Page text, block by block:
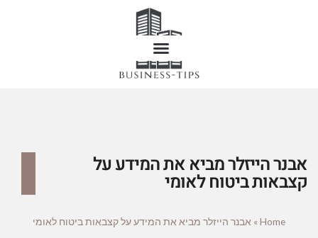
אבנר הייזלר מביא את המידע על
קצבאות ביטוח לאומי
Home
» אבנר הייזלר מביא את המידע על קצבאות ביטוח לאומי